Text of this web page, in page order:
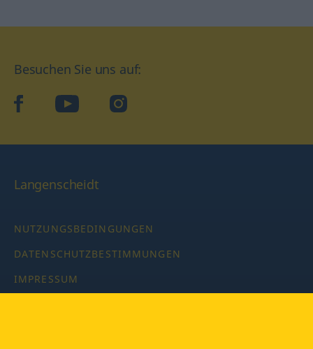
Besuchen Sie uns auf:
facebookYouTube Instagram
Langenscheidt
NUTZUNGSBEDINGUNGEN
DATENSCHUTZBESTIMMUNGEN
IMPRESSUM